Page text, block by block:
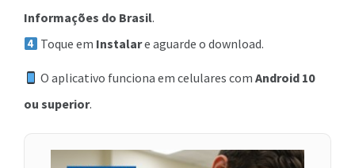
Informações do Brasil.
Toque em Instalare aguarde o download.
O aplicativo funciona em celulares comAndroid 10
ou superior.